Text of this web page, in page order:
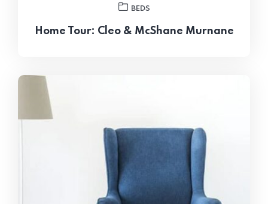
BEDS
Home Tour: Cleo & McShane Murnane